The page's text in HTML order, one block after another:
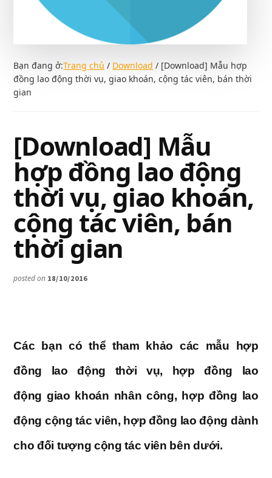
Bạn đang ở:Trang chủ / Download / [Download] Mẫu hợp
đồng lao động thời vụ, giao khoán, cộng tác viên, bán thời
gian
[Download] Mẫu
hợp đồng lao động
thời vụ, giao khoán,
cộng tác viên, bán
thời gian
posted on 18/10/2016
Các bạn có thể tham khảo các mẫu hợp
đồng lao động thời vụ, hợp đồng lao
động giao khoán nhân công, hợp đồng lao
động cộng tác viên, hợp đồng lao động dành
cho đối tượng cộng tác viên bên dưới.